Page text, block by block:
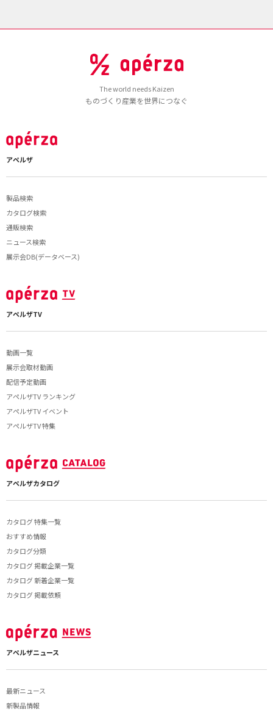
The world needs Kaizen
ものづくり産業を世界につなぐ
アペルザ
製品検索
カタログ検索
通販検索
ニュース検索
展示会DB(データベース)
アペルザTV
動画一覧
展示会取材動画
配信予定動画
アペルザTV ランキング
アペルザTV イベント
アペルザTV 特集
アペルザカタログ
カタログ 特集一覧
おすすめ情報
カタログ分類
カタログ 掲載企業一覧
カタログ 新着企業一覧
カタログ 掲載依頼
アペルザニュース
最新ニュース
新製品情報